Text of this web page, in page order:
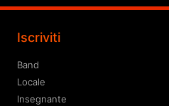
Iscriviti
Band
Locale
Insegnante